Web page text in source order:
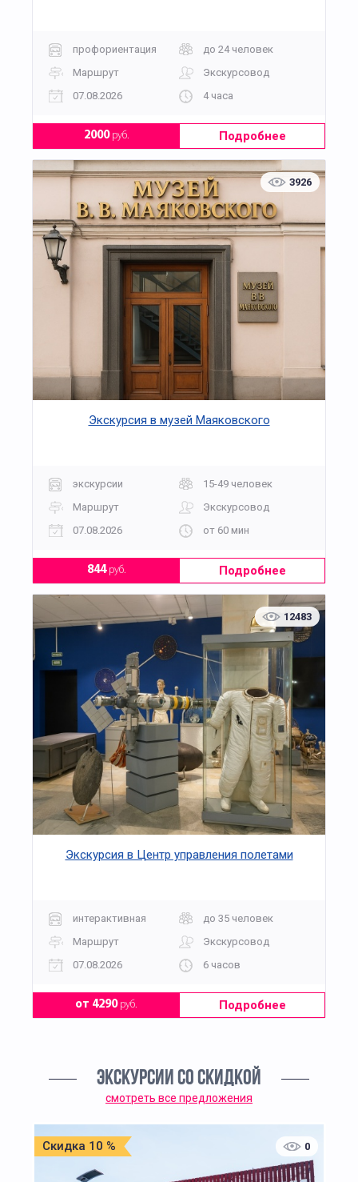
профориентация
до 24 человек
Маршрут
Экскурсовод
07.08.2026
4 часа
2000руб. Подробнее
3926
Экскурсия в музей Маяковского
экскурсии
15-49 человек
Маршрут
Экскурсовод
07.08.2026
от 60 мин
844руб. Подробнее
12483
Экскурсия в Центр управления полетами
интерактивная
до 35 человек
Маршрут
Экскурсовод
07.08.2026
6 часов
от 4290руб. Подробнее
ЭКСКУРСИИ СО СКИДКОЙ
смотреть все предложения
Скидка 10 % 0